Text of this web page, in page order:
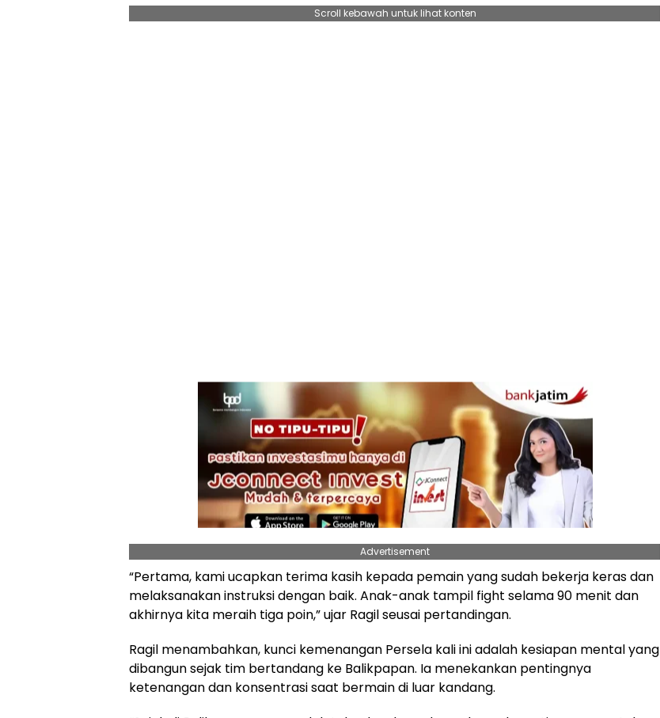
Scroll kebawah untuk lihat konten
Advertisement
“Pertama, kami ucapkan terima kasih kepada pemain yang sudah bekerja keras dan
melaksanakan instruksi dengan baik. Anak-anak tampil fight selama 90 menit dan
akhirnya kita meraih tiga poin,” ujar Ragil seusai pertandingan.
Ragil menambahkan, kunci kemenangan Persela kali ini adalah kesiapan mental yang
dibangun sejak tim bertandang ke Balikpapan. Ia menekankan pentingnya
ketenangan dan konsentrasi saat bermain di luar kandang.